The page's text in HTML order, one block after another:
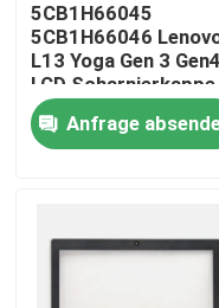
Videos
Lenovo-LCD-
5CB1H66045
5CB1H66046
L13 Yoga Gen 3 Gen4
LCD Scharnierkappe
Abdeckband
Anfrage